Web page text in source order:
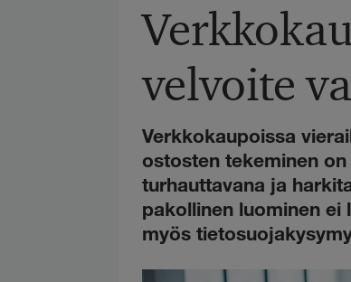
velvoite
Verkkokaupoissa
ostosten tekeminen
turhauttavana ja
pakollinen luominen ei
myös